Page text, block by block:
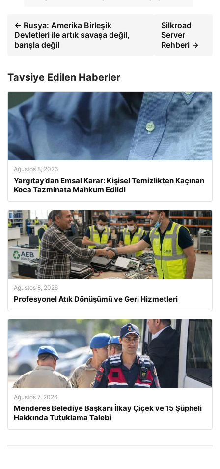
← Rusya: Amerika Birleşik
Devletleri ile artık savaşa değil,
barışla değil
Silkroad
Server
Rehberi →
Tavsiye Edilen Haberler
Ağustos 8, 2026
Yargıtay’dan Emsal Karar: Kişisel Temizlikten Kaçınan
Koca Tazminata Mahkum Edildi
Ağustos 8, 2026
Profesyonel Atık Dönüşümü ve Geri Hizmetleri
Ağustos 7, 2026
Menderes Belediye Başkanı İlkay Çiçek ve 15 Şüpheli
Hakkında Tutuklama Talebi